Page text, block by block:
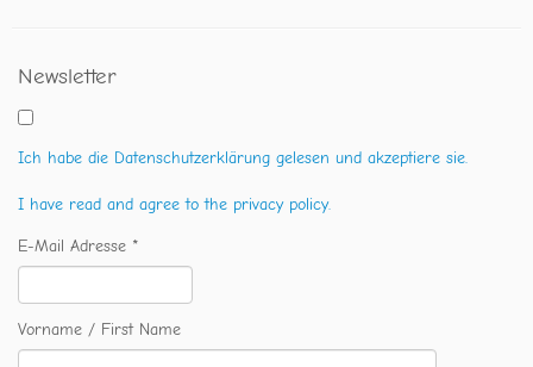
Newsletter
Ich habe die Datenschutzerklärung gelesen und akzeptiere sie.
I have read and agree to the privacy policy.
E-Mail Adresse *
Vorname / First Name